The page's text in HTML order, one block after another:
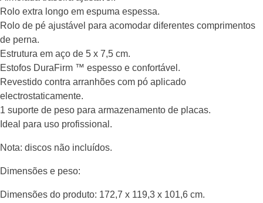
Rolo extra longo em espuma espessa.
Rolo de pé ajustável para acomodar diferentes comprimentos
de perna.
Estrutura em aço de 5 x 7,5 cm.
Estofos DuraFirm ™ espesso e confortável.
Revestido contra arranhões com pó aplicado
electrostaticamente.
1 suporte de peso para armazenamento de placas.
Ideal para uso profissional.
Nota: discos não incluídos.
Dimensões e peso:
Dimensões do produto: 172,7 x 119,3 x 101,6 cm.